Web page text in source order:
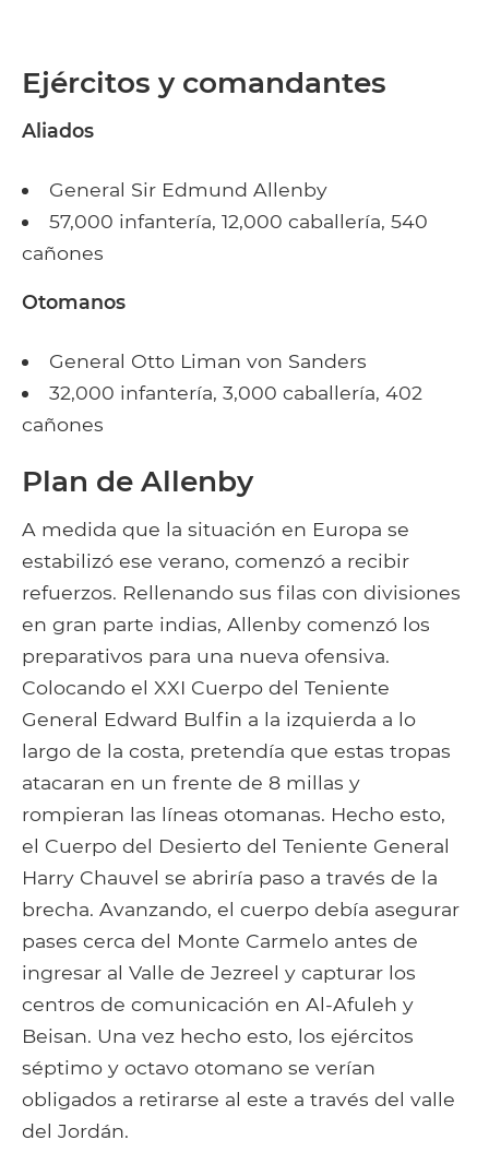
Ejércitos y comandantes
Aliados
General Sir Edmund Allenby
57,000 infantería, 12,000 caballería, 540
cañones
Otomanos
General Otto Liman von Sanders
32,000 infantería, 3,000 caballería, 402
cañones
Plan de Allenby
A medida que la situación en Europa se
estabilizó ese verano, comenzó a recibir
refuerzos. Rellenando sus filas con divisiones
en gran parte indias, Allenby comenzó los
preparativos para una nueva ofensiva.
Colocando el XXI Cuerpo del Teniente
General Edward Bulfin a la izquierda a lo
largo de la costa, pretendía que estas tropas
atacaran en un frente de 8 millas y
rompieran las líneas otomanas. Hecho esto,
el Cuerpo del Desierto del Teniente General
Harry Chauvel se abriría paso a través de la
brecha. Avanzando, el cuerpo debía asegurar
pases cerca del Monte Carmelo antes de
ingresar al Valle de Jezreel y capturar los
centros de comunicación en Al-Afuleh y
Beisan. Una vez hecho esto, los ejércitos
séptimo y octavo otomano se verían
obligados a retirarse al este a través del valle
del Jordán.